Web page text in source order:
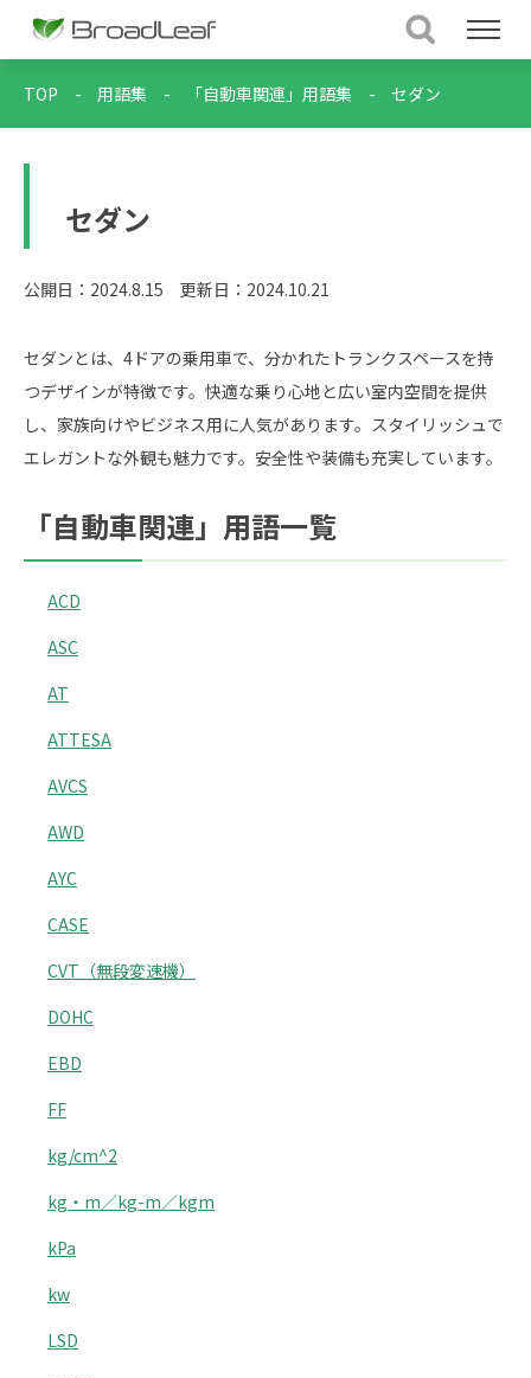
TOP - 用語集 - 「自動車関連」用語集 - セダン
セダン
公開日：2024.8.15 更新日：2024.10.21
セダンとは、4ドアの乗用車で、分かれたトランクスペースを持
つデザインが特徴です。快適な乗り心地と広い室内空間を提供
し、家族向けやビジネス用に人気があります。スタイリッシュで
エレガントな外観も魅力です。安全性や装備も充実しています。
「自動車関連」用語一覧
ACD
ASC
AT
ATTESA
AVCS
AWD
AYC
CASE
CVT（無段変速機）
DOHC
EBD
FF
kg/cm^2
kg・m／kg-m／kgm
kPa
kw
LSD